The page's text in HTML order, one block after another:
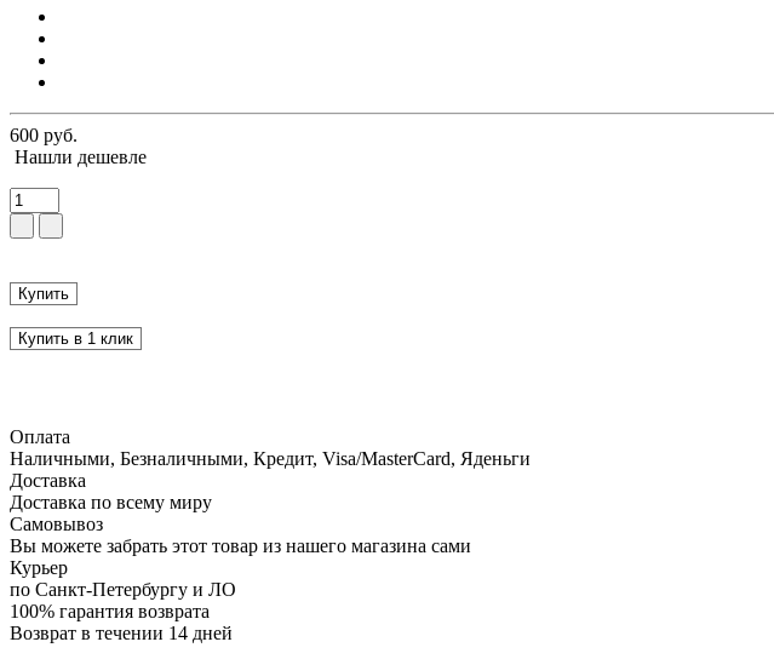
600 руб.
Нашли дешевле
Купить
Купить в 1 клик
Оплата
Наличными, Безналичными, Кредит, Visa/MasterCard, Яденьги
Доставка
Доставка по всему миру
Самовывоз
Вы можете забрать этот товар из нашего магазина сами
Курьер
по Санкт-Петербургу и ЛО
100% гарантия возврата
Возврат в течении 14 дней